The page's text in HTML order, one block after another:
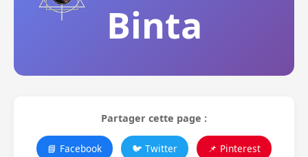
Binta
Partager cette page :
📘 Facebook 🐦 Twitter 📌 Pinterest